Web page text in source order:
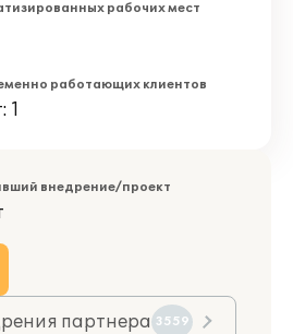
рабочих мест
работающих клиентов
1
внедрение/проект
партнера 3559